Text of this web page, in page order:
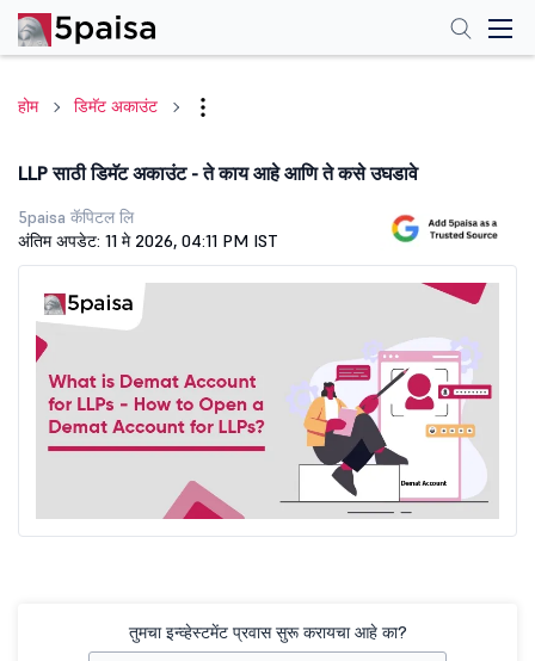
होम डिमॅट अकाउंट
LLP साठी डिमॅट अकाउंट - ते काय आहे आणि ते कसे उघडावे
5paisa कॅपिटल लि
अंतिम अपडेट: 11 मे 2026, 04:11 PM IST
तुमचा इन्व्हेस्टमेंट प्रवास सुरू करायचा आहे का?